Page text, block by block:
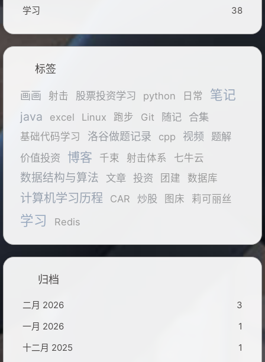
学习 38
标签
画画 射击 股票投资学习 python 日常 笔记
java excel Linux 跑步 Git 随记 合集
基础代码学习 洛谷做题记录 cpp 视频
题解
价值投资
博客 千束 射击体系 七牛云
数据结构与算法 文章 投资 团建 数据库
计算机学习历程 CAR 炒股 图床 莉可丽丝
学习 Redis
归档
二月 2026
3
一月 2026
1
十二月 2025
1